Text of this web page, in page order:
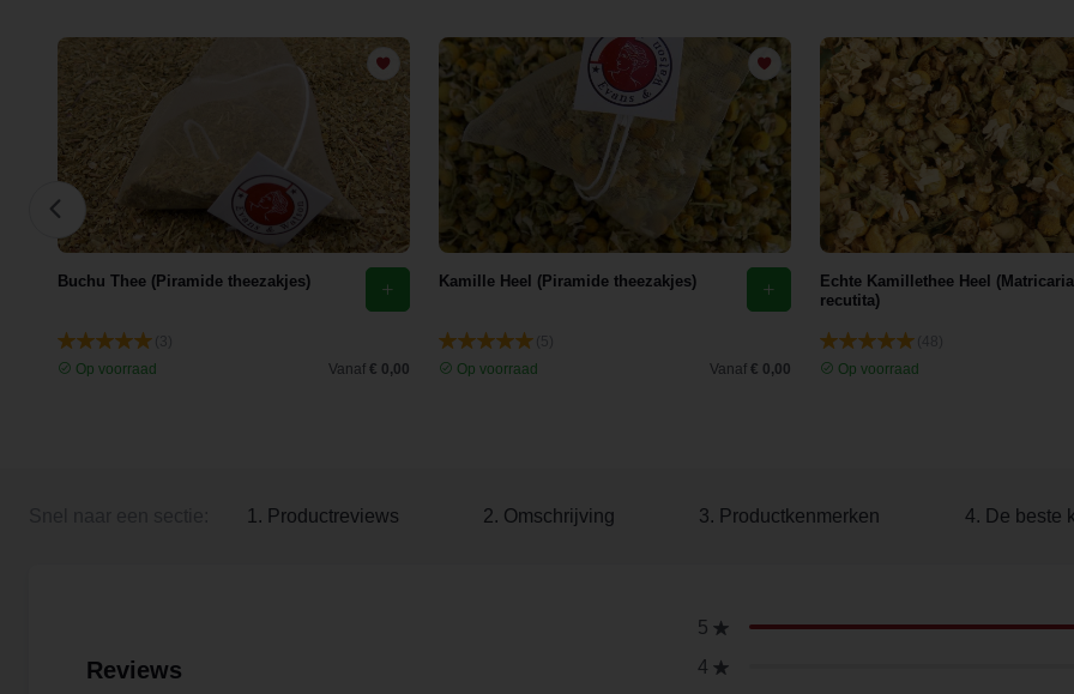
Buchu Thee (Piramide theezakjes)
Op voorraad
Vanaf € 0,00
Kamille Heel (Piramide theezakjes)
Op voorraad
Vanaf € 0,00
Echte Kamillethee Heel (Matricaria
recutita)
Op voorraad
1. Productreviews 2. Omschrijving 3. Productkenmerken 4. De beste
Reviews
5
4